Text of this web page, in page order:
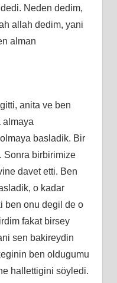
Neden dedim,
allah dedim, yani
alman
anita ve ben
almaya
basladik. Bir
Sonra birbirimize
davet etti. Ben
o kadar
ben onu degil de o
fakat birsey
sen bakireydin
ben oldugumu
hallettigini söyledi.